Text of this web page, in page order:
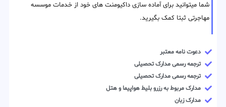
شما میتوانید برای آماده سازی داکیومنت های خود از خدمات موسسه
مهاجرتی ثبتا کمک بگیرید.
دعوت نامه معتبر
ترجمه رسمی مدارک تحصیلی
ترجمه رسمی مدارک تحصیلی
مدارک مربوط به رزرو بلیط هواپیما و هتل
مدارک زبان